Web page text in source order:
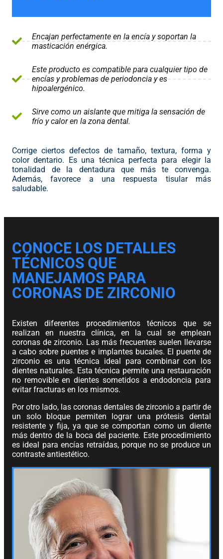
Encajan perfectamente en la encía y soportan la
masticación enérgica.
Este producto es compatible para cualquier tipo de
encías y problemas de periodoncia y es
hipoalergénico.
Sirve como un aislante que mitiga la sensación de
frío y calor en la zona dental.
Corrige ciertos defectos de tamaño, textura, forma y
color dentario. Es una técnica perfecta para elegir la
tonalidad de la dentadura que más te convenga.
Además, favorece a una respuesta tisular más
saludable.
CONOCE LOS DETALLES
TÉCNICOS QUE
MANEJAMOS PARA
CORONAS DE ZIRCONIO
Existen diferentes procedimientos técnicos que se
realizan en nuestra clínica, en la cual se emplean
coronas de zirconio. Las más frecuentes suelen llevarse
a cabo sobre puentes e implantes bucales. El puente de
zirconio es una técnica ideal para combinar con los
dientes naturales. Esta técnica permite una restauración
no removible en dientes sometidos a endodoncia para
evitar fracturas en los mismos.
Por otro lado, las coronas dentales de zirconio a partir de
un solo bloque permiten lograr una prótesis dental
resistente y fija, ya que se comportan como un diente
más dentro de la boca del paciente. Este procedimiento
es ideal para encías retraídas, porque no se produce un
contraste antiestético.